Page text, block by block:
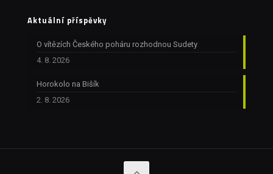
Aktuální příspěvky
O vítězích Českého poháru rozhodnou Sudety
4. 8. 2026
Horokolo na Bišík
2. 8. 2026